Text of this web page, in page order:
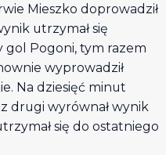
Mieszko doprowadził
utrzymał się
gol Pogoni, tym razem
wyprowadził
Na dziesięć minut
drugi wyrównał wynik
się do ostatniego